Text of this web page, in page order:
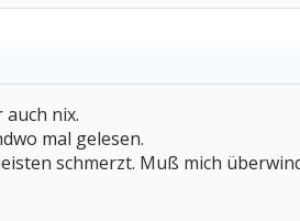
nix.
mal gelesen.
schmerzt. Muß mich